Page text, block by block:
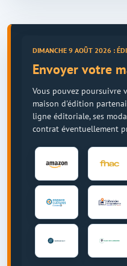
DIMANCHE 9 AOÛT 2026 :
Envoyer votre
Vous pouvez poursuivre
maison d'édition
ligne éditoriale, ses
contrat éventuellement